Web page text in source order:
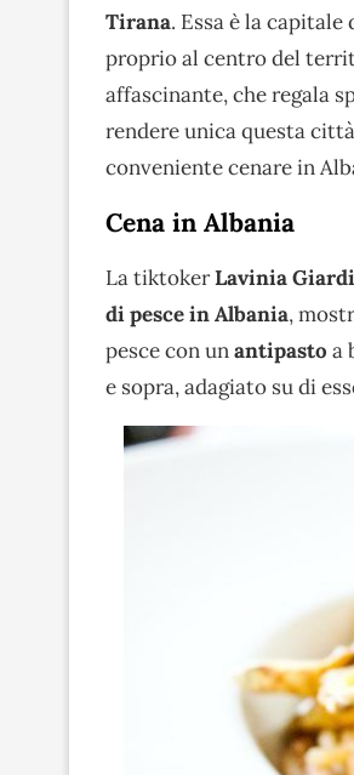
Tirana. Essa è la
proprio al centro del
affascinante, che regala
rendere unica questa
conveniente cenare in
Cena in Albania
La tiktokerLavinia
di pesce in Albania,
pesce con unantipasto a
e sopra, adagiato su di